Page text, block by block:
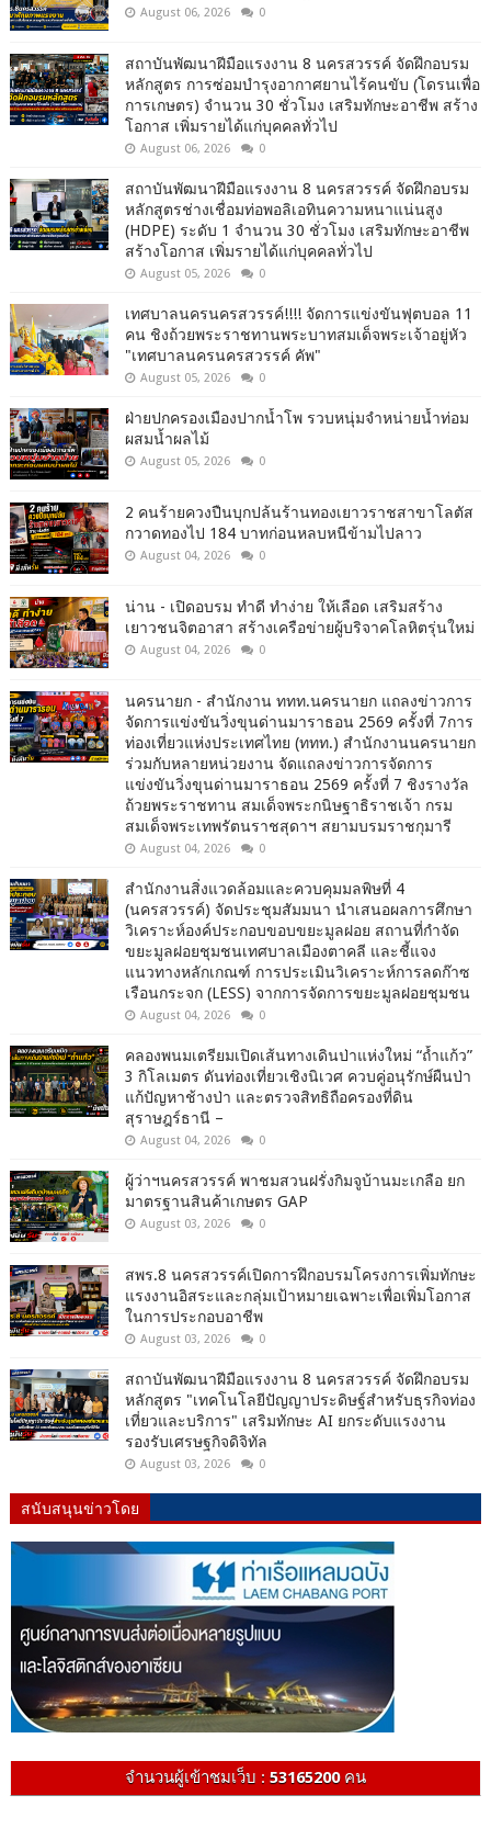
August 06, 2026 0
สถาบันพัฒนาฝีมือแรงงาน 8 นครสวรรค์ จัดฝึกอบรม
หลักสูตร การซ่อมบำรุงอากาศยานไร้คนขับ (โดรนเพื่อ
การเกษตร) จำนวน 30 ชั่วโมง เสริมทักษะอาชีพ สร้าง
โอกาส เพิ่มรายได้แก่บุคคลทั่วไป
August 06, 2026 0
สถาบันพัฒนาฝีมือแรงงาน 8 นครสวรรค์ จัดฝึกอบรม
หลักสูตรช่างเชื่อมท่อพอลิเอทินความหนาแน่นสูง
(HDPE) ระดับ 1 จำนวน 30 ชั่วโมง เสริมทักษะอาชีพ
สร้างโอกาส เพิ่มรายได้แก่บุคคลทั่วไป
August 05, 2026 0
เทศบาลนครนครสวรรค์!!!! จัดการแข่งขันฟุตบอล 11
คน ชิงถ้วยพระราชทานพระบาทสมเด็จพระเจ้าอยู่หัว
"เทศบาลนครนครสวรรค์ คัพ"
August 05, 2026 0
ฝ่ายปกครองเมืองปากน้ำโพ รวบหนุ่มจำหน่ายน้ำท่อม
ผสมน้ำผลไม้
August 05, 2026 0
2 คนร้ายควงปืนบุกปล้นร้านทองเยาวราชสาขาโลตัส
กวาดทองไป 184 บาทก่อนหลบหนีข้ามไปลาว
August 04, 2026 0
น่าน - เปิดอบรม ทำดี ทำง่าย ให้เลือด เสริมสร้าง
เยาวชนจิตอาสา สร้างเครือข่ายผู้บริจาคโลหิตรุ่นใหม่
August 04, 2026 0
นครนายก - สำนักงาน ททท.นครนายก แถลงข่าวการ
จัดการแข่งขันวิ่งขุนด่านมาราธอน 2569 ครั้งที่ 7การ
ท่องเที่ยวแห่งประเทศไทย (ททท.) สำนักงานนครนายก
ร่วมกับหลายหน่วยงาน จัดแถลงข่าวการจัดการ
แข่งขันวิ่งขุนด่านมาราธอน 2569 ครั้งที่ 7 ชิงรางวัล
ถ้วยพระราชทาน สมเด็จพระกนิษฐาธิราชเจ้า กรม
สมเด็จพระเทพรัตนราชสุดาฯ สยามบรมราชกุมารี
August 04, 2026 0
สำนักงานสิ่งแวดล้อมและควบคุมมลพิษที่ 4
(นครสวรรค์) จัดประชุมสัมมนา นำเสนอผลการศึกษา
วิเคราะห์องค์ประกอบขอบขยะมูลฝอย สถานที่กำจัด
ขยะมูลฝอยชุมชนเทศบาลเมืองตาคลี และชี้แจง
แนวทางหลักเกณฑ์ การประเมินวิเคราะห์การลดก๊าซ
เรือนกระจก (LESS) จากการจัดการขยะมูลฝอยชุมชน
August 04, 2026 0
คลองพนมเตรียมเปิดเส้นทางเดินป่าแห่งใหม่ “ถ้ำแก้ว”
3 กิโลเมตร ดันท่องเที่ยวเชิงนิเวศ ควบคู่อนุรักษ์ผืนป่า
แก้ปัญหาช้างป่า และตรวจสิทธิถือครองที่ดิน
สุราษฎร์ธานี –
August 04, 2026 0
ผู้ว่าฯนครสวรรค์ พาชมสวนฝรั่งกิมจูบ้านมะเกลือ ยก
มาตรฐานสินค้าเกษตร GAP
August 03, 2026 0
สพร.8 นครสวรรค์เปิดการฝึกอบรมโครงการเพิ่มทักษะ
แรงงานอิสระและกลุ่มเป้าหมายเฉพาะเพื่อเพิ่มโอกาส
ในการประกอบอาชีพ
August 03, 2026 0
สถาบันพัฒนาฝีมือแรงงาน 8 นครสวรรค์ จัดฝึกอบรม
หลักสูตร "เทคโนโลยีปัญญาประดิษฐ์สำหรับธุรกิจท่อง
เที่ยวและบริการ" เสริมทักษะ AI ยกระดับแรงงาน
รองรับเศรษฐกิจดิจิทัล
August 03, 2026 0
สนับสนุนข่าวโดย
จำนวนผู้เข้าชมเว็บ : 53165200คน